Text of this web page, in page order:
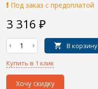
Под заказ с предоплатой
3 316 ₽
В корзину
Купить в 1 клик
Хочу скидку